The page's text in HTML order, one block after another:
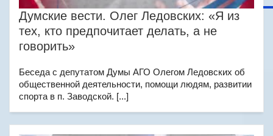
Думские вести. Олег Ледовских: «Я из
тех, кто предпочитает делать, а не
говорить»
Беседа с депутатом Думы АГО Олегом Ледовских об
общественной деятельности, помощи людям, развитии
спорта в п. Заводской. [...]